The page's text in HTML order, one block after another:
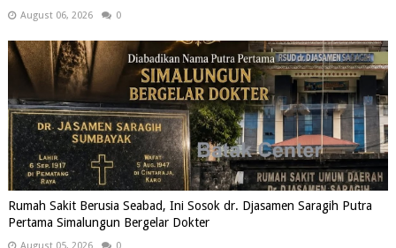
August 06, 2026 0
Rumah Sakit Berusia Seabad, Ini Sosok dr. Djasamen Saragih Putra
Pertama Simalungun Bergelar Dokter